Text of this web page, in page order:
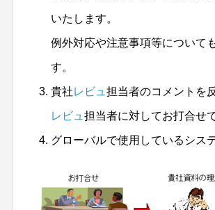
いたします。
例外対応や注意事項等について
す。
貴社レビュ 担当者のコメントを
レビュ 担当者に対してお打合せ
グローバルで使用しているシス